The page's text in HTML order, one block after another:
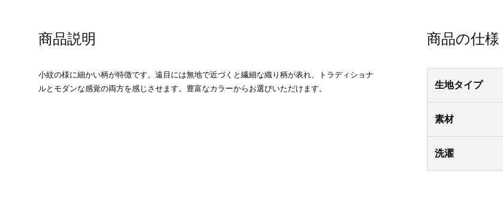
商品説明
小紋の様に細かい柄が特徴です。遠目には無地で近づくと繊細な織り柄が表れ、トラディショナ
ルとモダンな感覚の両方を感じさせます。豊富なカラーからお選びいただけます。
商品の仕様
生地タイプ
素材
洗濯